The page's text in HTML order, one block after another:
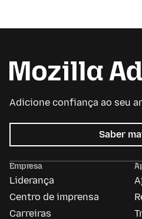
Adicione confiança ao seu
Saber
Empresa
Liderança
Centro de imprensa
Carreiras